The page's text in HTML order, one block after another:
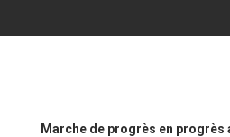
Marche de progrès en